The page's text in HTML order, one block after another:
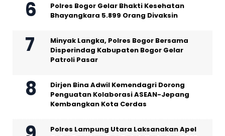
Polres Bogor Gelar Bhakti Kesehatan
Bhayangkara 5.899 Orang Divaksin
Minyak Langka, Polres Bogor Bersama
Disperindag Kabupaten Bogor Gelar
Patroli Pasar
Dirjen Bina Adwil Kemendagri Dorong
Penguatan Kolaborasi ASEAN-Jepang
Kembangkan Kota Cerdas
Polres Lampung Utara Laksanakan Apel